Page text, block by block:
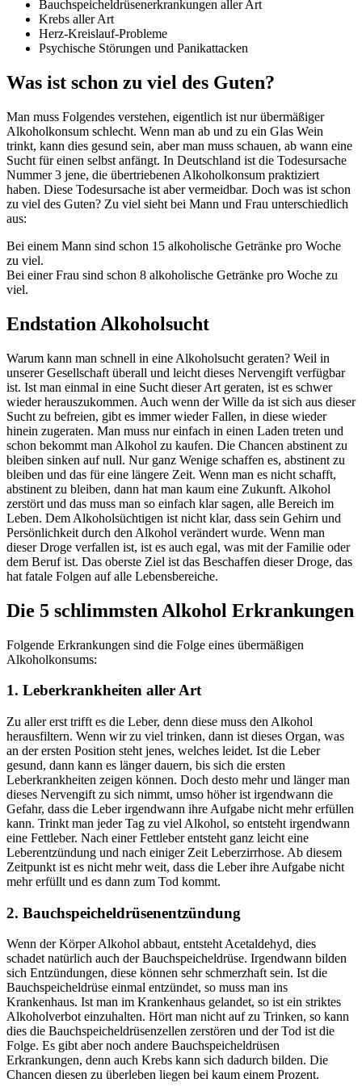
Bauchspeicheldrüsenerkrankungen aller Art
Krebs aller Art
Herz-Kreislauf-Probleme
Psychische Störungen und Panikattacken
Was ist schon zu viel des Guten?
Man muss Folgendes verstehen, eigentlich ist nur übermäßiger
Alkoholkonsum schlecht. Wenn man ab und zu ein Glas Wein
trinkt, kann dies gesund sein, aber man muss schauen, ab wann eine
Sucht für einen selbst anfängt. In Deutschland ist die Todesursache
Nummer 3 jene, die übertriebenen Alkoholkonsum praktiziert
haben. Diese Todesursache ist aber vermeidbar. Doch was ist schon
zu viel des Guten? Zu viel sieht bei Mann und Frau unterschiedlich
aus:
Bei einem Mann sind schon 15 alkoholische Getränke pro Woche
zu viel.
Bei einer Frau sind schon 8 alkoholische Getränke pro Woche zu
viel.
Endstation Alkoholsucht
Warum kann man schnell in eine Alkoholsucht geraten? Weil in
unserer Gesellschaft überall und leicht dieses Nervengift verfügbar
ist. Ist man einmal in eine Sucht dieser Art geraten, ist es schwer
wieder herauszukommen. Auch wenn der Wille da ist sich aus dieser
Sucht zu befreien, gibt es immer wieder Fallen, in diese wieder
hinein zugeraten. Man muss nur einfach in einen Laden treten und
schon bekommt man Alkohol zu kaufen. Die Chancen abstinent zu
bleiben sinken auf null. Nur ganz Wenige schaffen es, abstinent zu
bleiben und das für eine längere Zeit. Wenn man es nicht schafft,
abstinent zu bleiben, dann hat man kaum eine Zukunft. Alkohol
zerstört und das muss man so einfach klar sagen, alle Bereich im
Leben. Dem Alkoholsüchtigen ist nicht klar, dass sein Gehirn und
Persönlichkeit durch den Alkohol verändert wurde. Wenn man
dieser Droge verfallen ist, ist es auch egal, was mit der Familie oder
dem Beruf ist. Das oberste Ziel ist das Beschaffen dieser Droge, das
hat fatale Folgen auf alle Lebensbereiche.
Die 5 schlimmsten Alkohol Erkrankungen
Folgende Erkrankungen sind die Folge eines übermäßigen
Alkoholkonsums:
1. Leberkrankheiten aller Art
Zu aller erst trifft es die Leber, denn diese muss den Alkohol
herausfiltern. Wenn wir zu viel trinken, dann ist dieses Organ, was
an der ersten Position steht jenes, welches leidet. Ist die Leber
gesund, dann kann es länger dauern, bis sich die ersten
Leberkrankheiten zeigen können. Doch desto mehr und länger man
dieses Nervengift zu sich nimmt, umso höher ist irgendwann die
Gefahr, dass die Leber irgendwann ihre Aufgabe nicht mehr erfüllen
kann. Trinkt man jeder Tag zu viel Alkohol, so entsteht irgendwann
eine Fettleber. Nach einer Fettleber entsteht ganz leicht eine
Leberentzündung und nach einiger Zeit Leberzirrhose. Ab diesem
Zeitpunkt ist es nicht mehr weit, dass die Leber ihre Aufgabe nicht
mehr erfüllt und es dann zum Tod kommt.
2. Bauchspeicheldrüsenentzündung
Wenn der Körper Alkohol abbaut, entsteht Acetaldehyd, dies
schadet natürlich auch der Bauchspeicheldrüse. Irgendwann bilden
sich Entzündungen, diese können sehr schmerzhaft sein. Ist die
Bauchspeicheldrüse einmal entzündet, so muss man ins
Krankenhaus. Ist man im Krankenhaus gelandet, so ist ein striktes
Alkoholverbot einzuhalten. Hört man nicht auf zu Trinken, so kann
dies die Bauchspeicheldrüsenzellen zerstören und der Tod ist die
Folge. Es gibt aber noch andere Bauchspeicheldrüsen
Erkrankungen, denn auch Krebs kann sich dadurch bilden. Die
Chancen diesen zu überleben liegen bei kaum einem Prozent.